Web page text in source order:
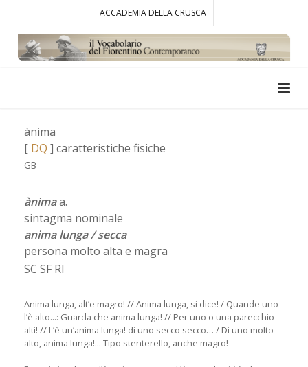
ACCADEMIA DELLA CRUSCA
ànima
[ DQ ] caratteristiche fisiche
GB
ànimaa.
sintagma nominale
anima lunga / secca
persona molto alta e magra
SC SF RI
Anima lunga, alt’e magro! // Anima lunga, si dice! / Quande uno
l’è alto...: Guarda che anima lunga! // Per uno o una parecchio
alti! // L’è un’anima lunga! di uno secco secco… / Di uno molto
alto, anima lunga!... Tipo stenterello, anche magro!